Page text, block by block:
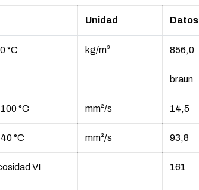
Unidad Datos
°C kg/m³ 856,0
braun
°C mm²/s 14,5
°C mm²/s 93,8
VI 161